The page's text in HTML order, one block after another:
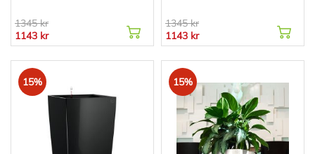
1345 kr
1143 kr
1345 kr
1143 kr
15% 15%